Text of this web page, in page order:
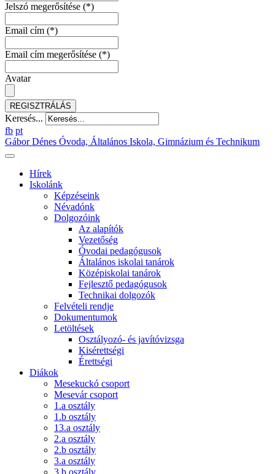
Jelszó megerősítése (*)
Email cím (*)
Email cím megerősítése (*)
Avatar
REGISZTRÁLÁS
Keresés...
fb pt
Gábor Dénes Óvoda, Általános Iskola, Gimnázium és Technikum
Hírek
Iskolánk
Képzéseink
Névadónk
Dolgozóink
Az alapítók
Vezetőség
Óvodai pedagógusok
Általános iskolai tanárok
Középiskolai tanárok
Fejlesztő pedagógusok
Technikai dolgozók
Felvételi rendje
Dokumentumok
Letöltések
Osztályozó- és javítóvizsga
Kisérettségi
Érettségi
Diákok
Mesekuckó csoport
Mesevár csoport
1.a osztály
1.b osztály
13.a osztály
2.a osztály
2.b osztály
3.a osztály
3.b osztály